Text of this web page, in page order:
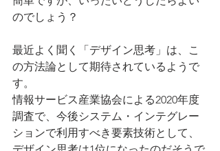
のでしょう？
最近よく聞く「デザイン思考」は、こ
の方法論として期待されているようで
す。
情報サービス産業協会による2020年度
調査で、今後システム・インテグレー
ションで利用すべき要素技術として、